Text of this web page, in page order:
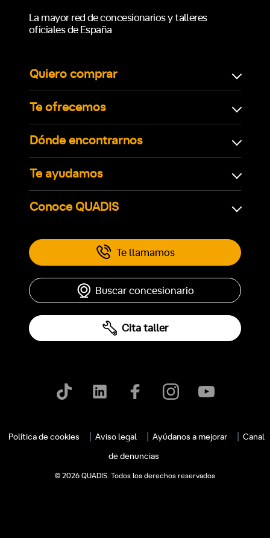
La mayor red de concesionarios y talleres
oficiales de España
Quiero comprar
Te ofrecemos
Dónde encontrarnos
Te ayudamos
Conoce QUADIS
Te llamamos
Buscar concesionario
Cita taller
Política de cookies Aviso legal Ayúdanos a mejorar Canal
de denuncias
© 2026 QUADIS. Todos los derechos reservados